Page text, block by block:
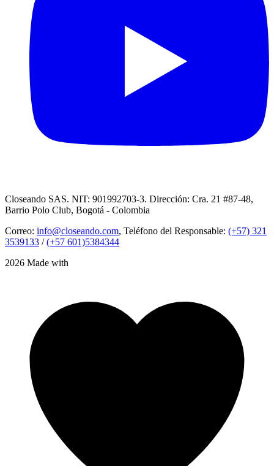
Closeando SAS. NIT: 901992703-3. Dirección: Cra. 21 #87-48,
Barrio Polo Club, Bogotá - Colombia
Correo: info@closeando.com, Teléfono del Responsable: (+57) 321
3539133 /(+57 601)5384344
2026 Made with